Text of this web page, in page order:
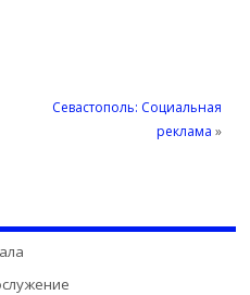
Севастополь: Социальная
реклама »